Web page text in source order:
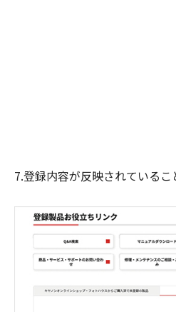
7.登録内容が反映されている